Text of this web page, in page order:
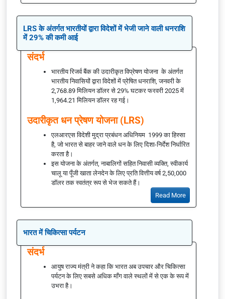
LRS के अंतर्गत भारतीयों द्वारा विदेशों में भेजी जाने वाली धनराशि
में 29% की कमी आई
संदर्भ
भारतीय रिजर्व बैंक की उदारीकृत विप्रेषण योजना के अंतर्गत
भारतीय निवासियों द्वारा विदेशों में प्रेषित धनराशि, जनवरी के
2,768.89 मिलियन डॉलर से 29% घटकर फरवरी 2025 में
1,964.21 मिलियन डॉलर रह गई।
उदारीकृत धन प्रेषण योजना (LRS)
एलआरएस विदेशी मुद्रा प्रबंधन अधिनियम 1999 का हिस्सा
है, जो भारत से बाहर जाने वाले धन के लिए दिशा-निर्देश निर्धारित
करता है।
इस योजना के अंतर्गत, नाबालिगों सहित निवासी व्यक्ति, स्वीकार्य
चालू या पूँजी खाता लेनदेन के लिए प्रति वित्तीय वर्ष 2,50,000
डॉलर तक स्वतंत्र रूप से भेज सकते हैं।
Read More
भारत में चिकित्सा पर्यटन
संदर्भ
आयुष राज्य मंत्री ने कहा कि भारत अब उपचार और चिकित्सा
पर्यटन के लिए सबसे अधिक माँग वाले स्थलों में से एक के रूप में
उभरा है।